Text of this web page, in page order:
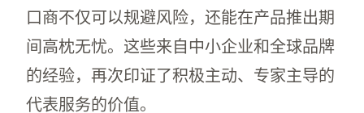
口商不仅可以规避风险，还能在产品推出期
间高枕无忧。这些来自中小企业和全球品牌
的经验，再次印证了积极主动、专家主导的
代表服务的价值。